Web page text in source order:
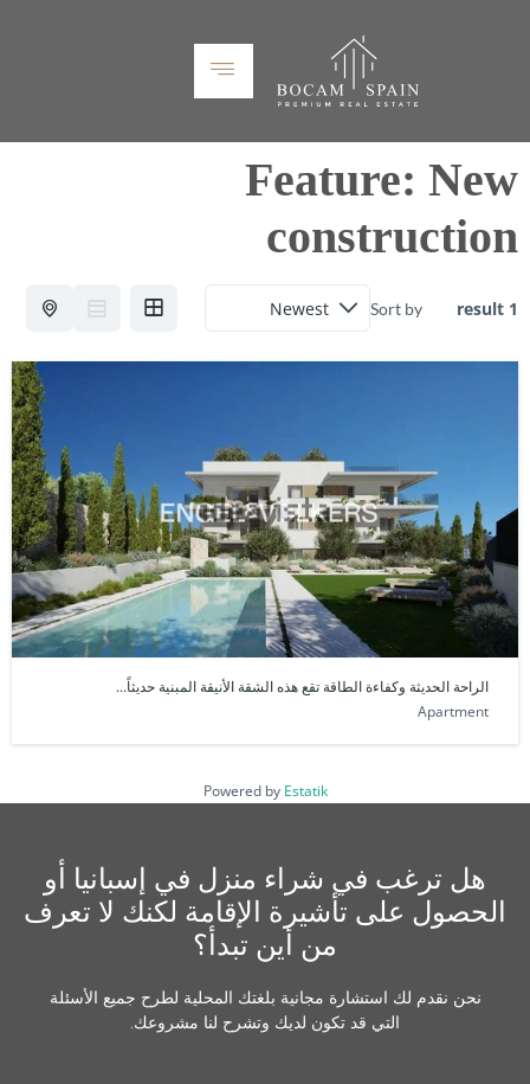
Feature:New
construction
1 result
Sort by
الراحة الحديثة وكفاءة الطاقة تقع هذه الشقة الأنيقة المبنية حديثاً...
Apartment
Powered byEstatik
هل ترغب في شراء منزل في إسبانيا أو
الحصول على تأشيرة الإقامة لكنك لا تعرف
من أين تبدأ؟
نحن نقدم لك استشارة مجانية بلغتك المحلية لطرح جميع الأسئلة
التي قد تكون لديك وتشرح لنا مشروعك.